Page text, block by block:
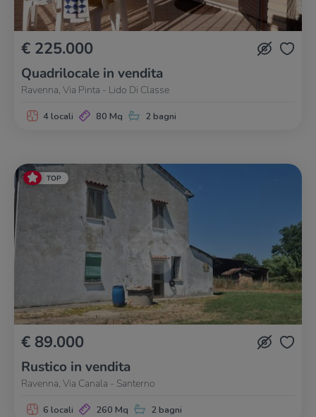
€ 225.000
Quadrilocale in vendita
Ravenna, Via Pinta - Lido Di Classe
4 locali 80 Mq 2 bagni
TOP
€ 89.000
Rustico in vendita
Ravenna, Via Canala - Santerno
6 locali 260 Mq 2 bagni